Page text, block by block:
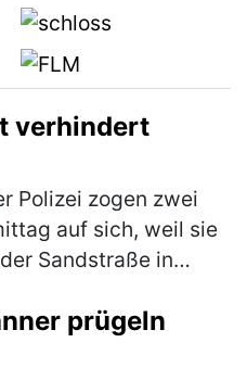
verhindert
Polizei zogen zwei
auf sich, weil sie
Sandstraße in
…(mehr)
prügeln